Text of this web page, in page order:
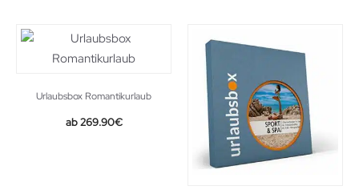
Urlaubsbox Romantikurlaub
269.90€